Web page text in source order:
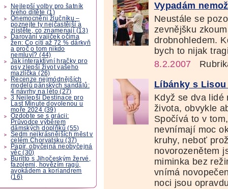
Nejlepší volby pro šatník
tvého dítěte (1)
Onemocnění žlučníku –
poznejte ty nejčastější a
zjistěte, co znamenají (13)
Darování vajíček očima
žen: Co cítí až 72 % dárkyň
a proč o tom nikdo
nemluví? (44)
Jak interaktivní hračky pro
psy zlepší život vašeho
mazlíčka (26)
Recenze nejmódnějších
modelů pánských sandálů:
4 návrhy na léto (27)
3 Nejlepší Destinace pro
Last Minute dovolenou u
moře 2024 (39)
Ozdobte se s grácii:
Průvodce výběrem
dámských doplňků (55)
Sedm nejkrásnějších měst v
celém Chorvatsku (37)
Papír, obyčejná neobyčejná
věc (30)
Buritto s Jihočeským žervé,
fazolemi, hovězím ragú,
avokádem a koriandrem
(16)
Vypadám
Neustále se
zevnějšku
drobnohledem.
bych to nijak
8.2.2007
Líbánky s
Když se dva lidé
života, obvykle
Spočívá to v
nevnímají moc
kruhy, neboť
novorozenětem
miminka bez
vnímá
noci jsou